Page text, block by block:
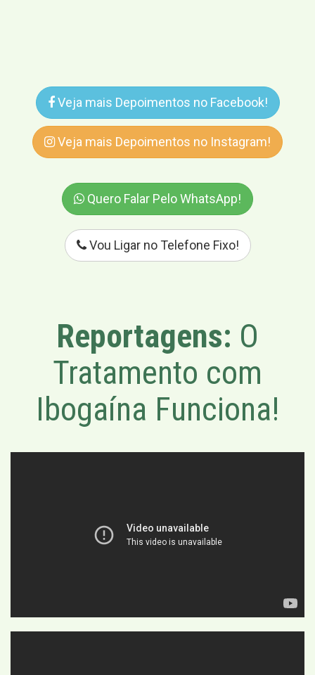
Veja mais Depoimentos no Facebook!
Veja mais Depoimentos no Instagram!
Quero Falar Pelo WhatsApp!
Vou Ligar no Telefone Fixo!
Reportagens: O
Tratamento com
Ibogaína Funciona!